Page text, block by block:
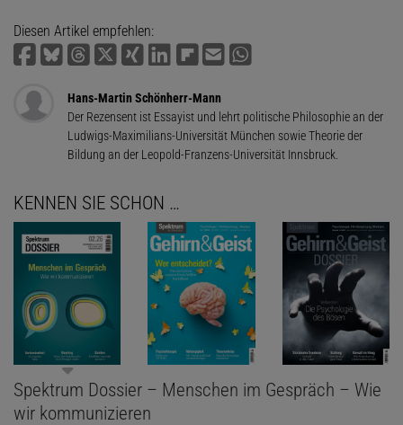
Diesen Artikel empfehlen:
Hans-Martin Schönherr-Mann
Der Rezensent ist Essayist und lehrt politische Philosophie an der
Ludwigs-Maximilians-Universität München sowie Theorie der
Bildung an der Leopold-Franzens-Universität Innsbruck.
KENNEN SIE SCHON …
Spektrum Dossier – Menschen im Gespräch – Wie
wir kommunizieren